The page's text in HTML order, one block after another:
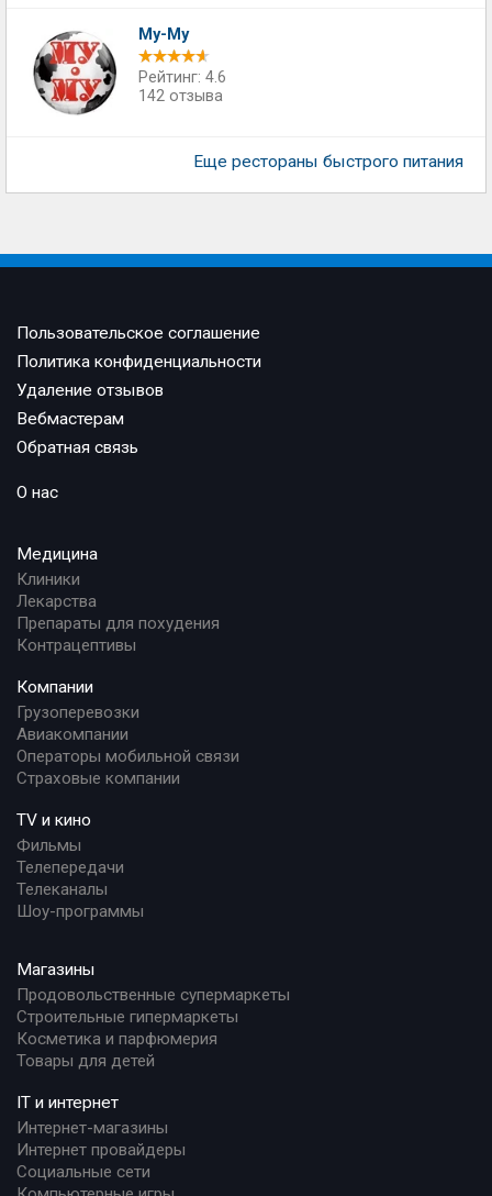
Му-Му
Рейтинг: 4.6
142 отзыва
Еще рестораны быстрого питания
Пользовательское соглашение
Политика конфиденциальности
Удаление отзывов
Вебмастерам
Обратная связь
О нас
Медицина
Клиники
Лекарства
Препараты для похудения
Контрацептивы
Компании
Грузоперевозки
Авиакомпании
Операторы мобильной связи
Страховые компании
TV и кино
Фильмы
Телепередачи
Телеканалы
Шоу-программы
Магазины
Продовольственные супермаркеты
Строительные гипермаркеты
Косметика и парфюмерия
Товары для детей
IT и интернет
Интернет-магазины
Интернет провайдеры
Социальные сети